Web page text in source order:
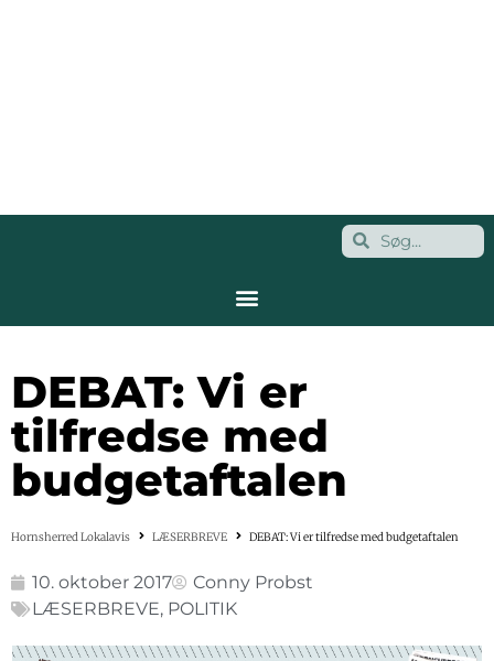
DEBAT: Vi er
tilfredse med
budgetaftalen
Hornsherred Lokalavis LÆSERBREVE DEBAT: Vi er tilfredse med budgetaftalen
10. oktober 2017
Conny Probst
LÆSERBREVE, POLITIK